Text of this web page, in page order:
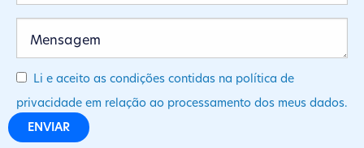
Li e aceito as condições contidas na política de
privacidade em relação ao processamento dos meus dados.